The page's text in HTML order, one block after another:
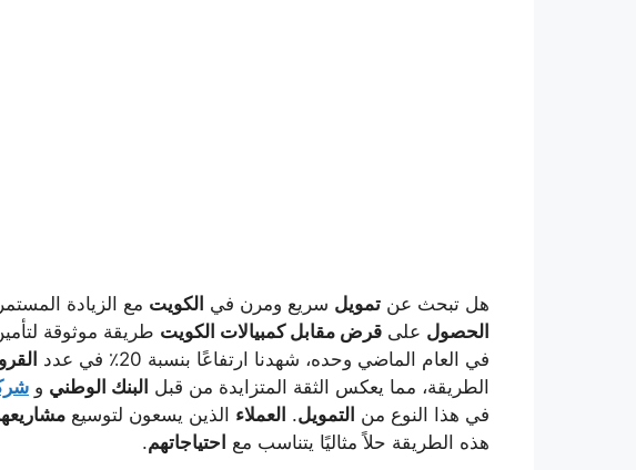
هل تبحث عن تمويل سريع ومرن في الكويت مع الزيادة
الحصول على قرض مقابل كمبيالات الكويت طريقة موثوقة
في العام الماضي وحده، شهدنا ارتفاعًا بنسبة 20٪ في عدد
الطريقة، مما يعكس الثقة المتزايدة من قبل البنك الوطني و
في هذا النوع من التمويل. العملاء الذين يسعون لتوسيع
هذه الطريقة حلاً مثاليًا يتناسب مع احتياجاتهم.